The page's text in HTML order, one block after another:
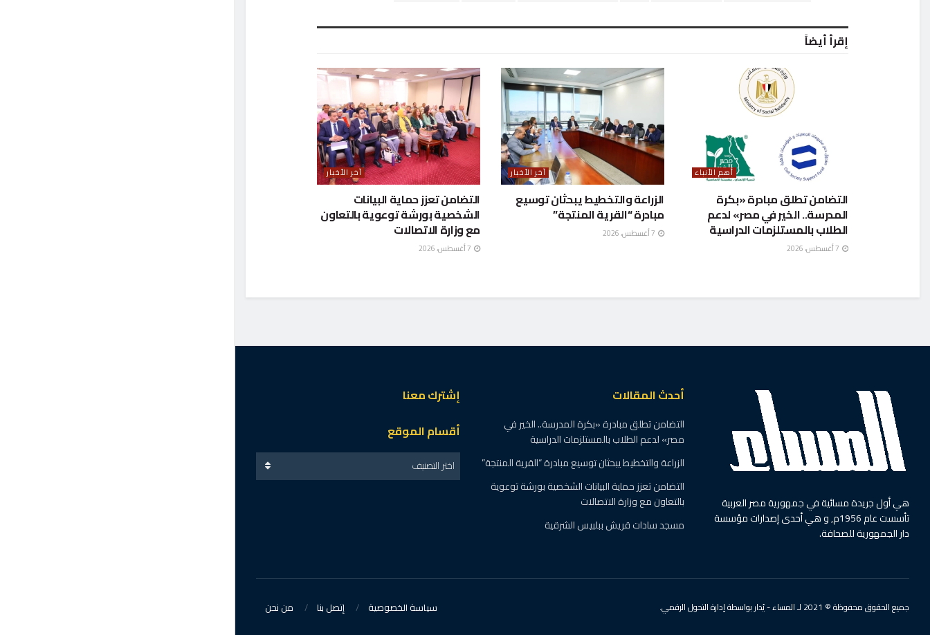
إقرأ أيضاً
أهم الأنباء
التضامن تطلق مبادرة «بكرة
المدرسة.. الخير في مصر» لدعم
الطلاب بالمستلزمات الدراسية
آخر الأخبار
الزراعة والتخطيط يبحثان توسيع
مبادرة “القرية المنتجة”
آخر الأخبار
التضامن تعزز حماية البيانات
الشخصية بورشة توعوية بالتعاون
مع وزارة الاتصالات
المنوفية: استئصال ورم يزن 30 كيلو من بطن
شاب بـ”معهد الجامعة”
بواسطةنشأت إبراهيم عبد الرازق 29 مايو، 2026 فيآخر الأخبار